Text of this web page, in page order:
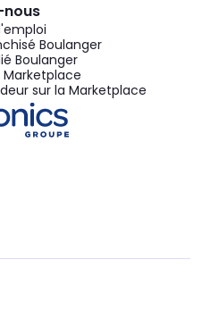
nous
Boulanger
Boulanger
sur la Marketplace